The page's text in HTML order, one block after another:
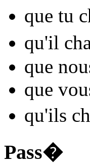
que tu
qu'il
que
que
qu'ils
Pass�